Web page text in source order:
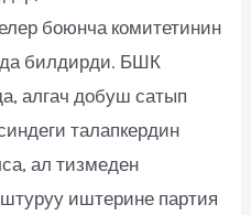
боюнча комитетинин
билдирди. БШК
алгач добуш сатып
талапкердин
ал тизмеден
иштерине партия